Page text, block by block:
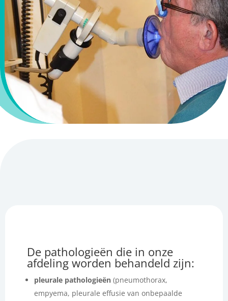
De pathologieën die in onze
afdeling worden behandeld zijn:
pleurale pathologieën(pneumothorax,
empyema, pleurale effusie van onbepaalde